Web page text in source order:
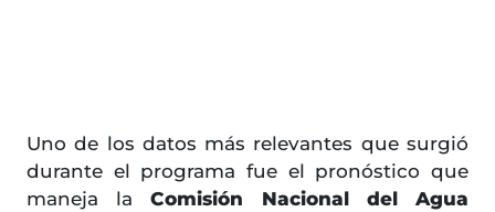
Uno de los datos más relevantes que surgió
durante el programa fue el pronóstico que
maneja laComisión Nacional del Agua